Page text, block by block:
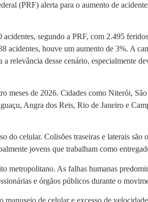
(PRF) alerta para o aumento de
segundo a PRF, com 2.495
acidentes, houve um aumento de 3%. A
relevância desse cenário, especialmente
de 2026. Cidades como Niterói,
Angra dos Reis, Rio de Janeiro e
do celular. Colisões traseiras e laterais
jovens que trabalham como
metropolitano. As falhas humanas
e órgãos públicos durante o
de celular e excesso de